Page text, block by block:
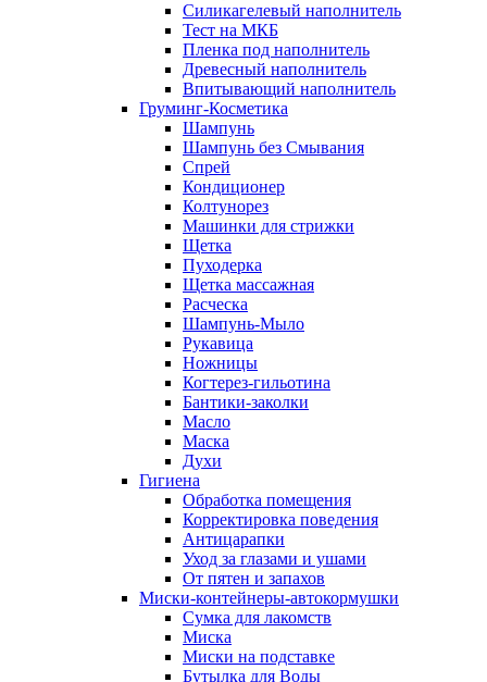
Силикагелевый наполнитель
Тест на МКБ
Пленка под наполнитель
Древесный наполнитель
Впитывающий наполнитель
Груминг-Косметика
Шампунь
Шампунь без Смывания
Спрей
Кондиционер
Колтунорез
Машинки для стрижки
Щетка
Пуходерка
Щетка массажная
Расческа
Шампунь-Мыло
Рукавица
Ножницы
Когтерез-гильотина
Бантики-заколки
Масло
Маска
Духи
Гигиена
Обработка помещения
Корректировка поведения
Антицарапки
Уход за глазами и ушами
От пятен и запахов
Миски-контейнеры-автокормушки
Сумка для лакомств
Миска
Миски на подставке
Бутылка для Воды